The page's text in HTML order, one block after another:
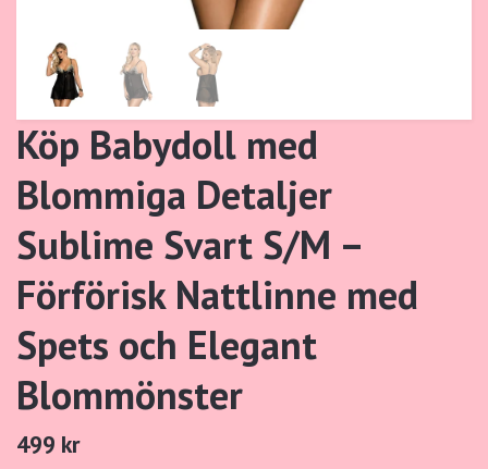
Köp Babydoll med
Blommiga Detaljer
Sublime Svart S/M –
Förförisk Nattlinne med
Spets och Elegant
Blommönster
499 kr